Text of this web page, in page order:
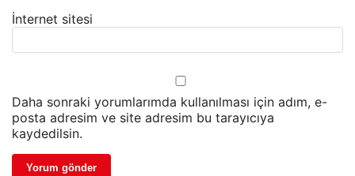
İnternet sitesi
Daha sonraki yorumlarımda kullanılması için adım, e-
posta adresim ve site adresim bu tarayıcıya
kaydedilsin.